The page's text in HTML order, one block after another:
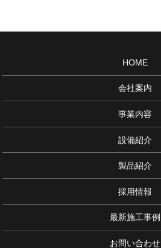
HOME
会社案内
事業内容
設備紹介
製品紹介
採用情報
最新施工事例
お問い合わせ